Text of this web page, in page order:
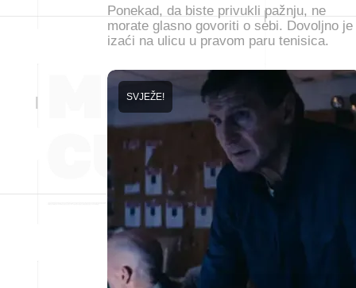
Ponekad, da biste privukli pažnju, ne
morate glasno govoriti o sebi. Dovoljno je
izaći na ulicu u pravom paru tenisica.
SVJEŽE!